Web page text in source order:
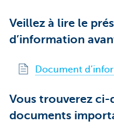
Veillez à lire le
d’information
Document
Vous trouverez ci-
documents